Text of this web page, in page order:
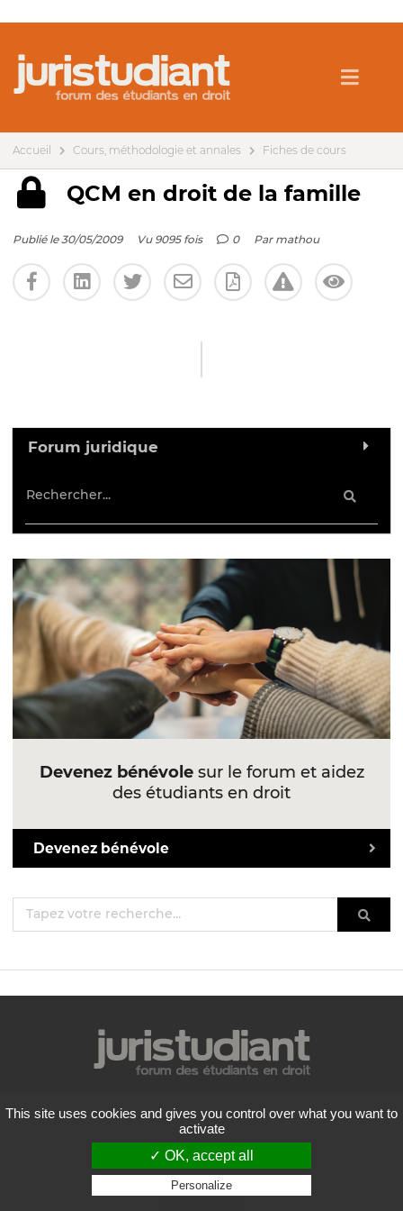
Accueil Cours, méthodologie et annales Fiches de cours
QCM en droit de la famille
Publié le 30/05/2009 Vu 9095 fois 0 Par mathou
Forum juridique
Devenez bénévolesur le forum et aidez
des étudiants en droit
Devenez bénévole
Mentions légales
Politique de confidentialité
Conditions générales d'utilisation
Liste des forums
Contactez-nous
This site uses cookies and gives you control over what you want to
activate
✓ OK, accept all
Personalize